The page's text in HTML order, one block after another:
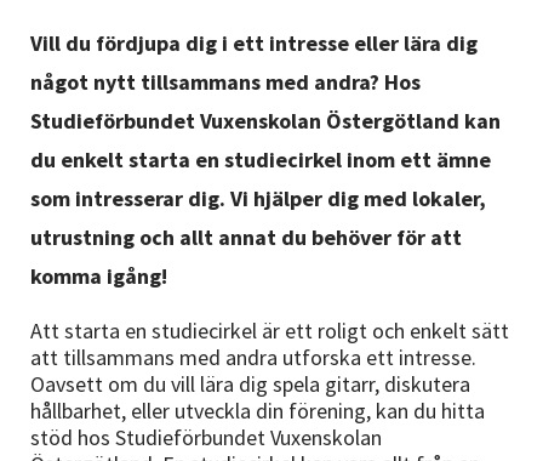
Avdelningar
Lyssna
Vill du fördjupa dig i ett intresse eller lära dig
något nytt tillsammans med andra? Hos
Studieförbundet Vuxenskolan Östergötland kan
du enkelt starta en studiecirkel inom ett ämne
som intresserar dig. Vi hjälper dig med lokaler,
utrustning och allt annat du behöver för att
komma igång!
Att starta en studiecirkel är ett roligt och enkelt sätt
att tillsammans med andra utforska ett intresse.
Oavsett om du vill lära dig spela gitarr, diskutera
hållbarhet, eller utveckla din förening, kan du hitta
stöd hos Studieförbundet Vuxenskolan